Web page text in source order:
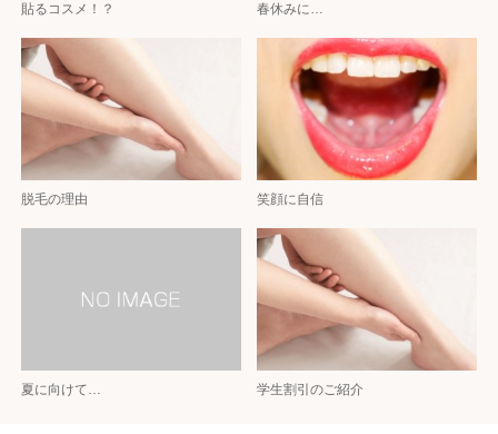
貼るコスメ！？ 春休みに…
脱毛の理由 笑顔に自信
夏に向けて… 学生割引のご紹介